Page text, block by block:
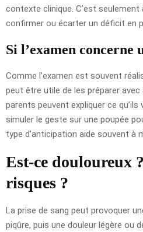
contexte clinique. C’est seulement
confirmer ou écarter un déficit en
Si l’examen concerne
Comme l’examen est souvent
peut être utile de les préparer
parents peuvent expliquer ce
simuler le geste sur une poupée
type d’anticipation aide souvent à
Est-ce douloureux
risques ?
La prise de sang peut provoquer
piqûre, puis une douleur légère ou